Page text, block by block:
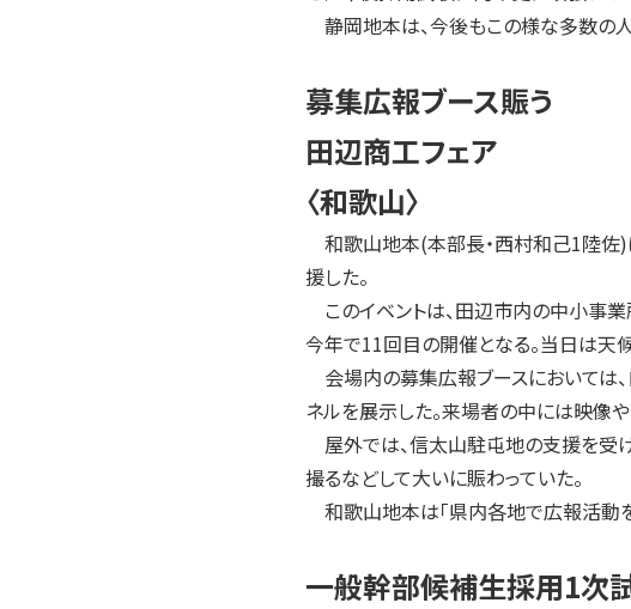
静岡地本は、今後もこの様な多数の
募集広報ブース賑う
田辺商工フェア
〈和歌山〉
和歌山地本(本部長・西村和己1陸佐)
援した。
このイベントは、田辺市内の中小事
今年で11回目の開催となる。当日は天
会場内の募集広報ブースにおいては
ネルを展示した。来場者の中には映像
屋外では、信太山駐屯地の支援を受
撮るなどして大いに賑わっていた。
和歌山地本は「県内各地で広報活動
一般幹部候補生採用1次